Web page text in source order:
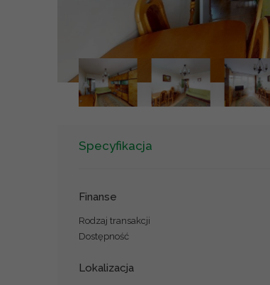
Specyfikacja
Finanse
Rodzaj transakcji
Dostępność
Lokalizacja